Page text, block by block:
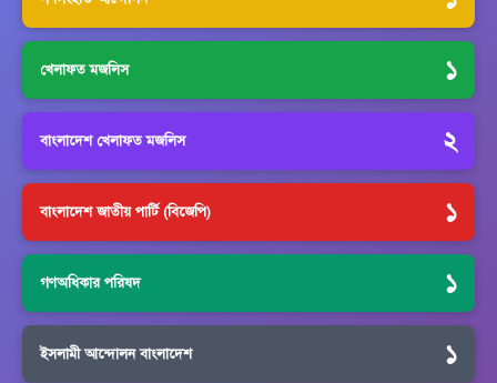
খেলাফত মজলিস ১
বাংলাদেশ খেলাফত মজলিস ২
বাংলাদেশ জাতীয় পার্টি (বিজেপি) ১
গণঅধিকার পরিষদ ১
ইসলামী আন্দোলন বাংলাদেশ ১